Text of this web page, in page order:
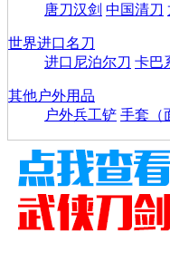
唐刀汉剑 中国清刀
世界进口名刀
进口尼泊尔刀 卡巴
其他户外用品
户外兵工铲 手套（